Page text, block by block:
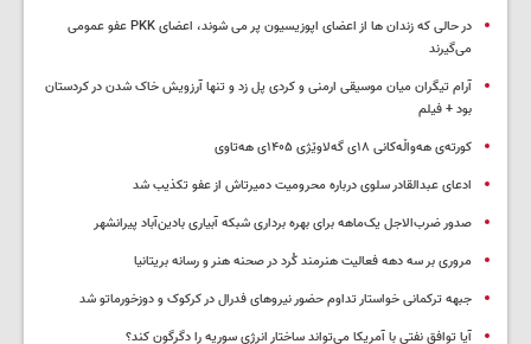
۲ هزار واحد صنفی آماده خروج از شهر سنندج هستند/ مسئولان زمین واگذار کنند
می‌گیرند
آرام تیگران میان موسیقی ارمنی و کردی پل زد و تنها آرزویش خاک شدن در کردستان
بود + فیلم
کورتەی هەواڵەکانی ۱۸ی گەلاوێژی ۱۴۰۵ی هەتاوی
ادعای عبدالقادر سلوی درباره محرومیت دمیرتاش از عفو تکذیب شد
صدور ضرب‌الاجل یک‌ماهه برای بهره برداری شبکه آبیاری بادین‌آباد پیرانشهر
مروری بر سه دهه فعالیت هنرمند کُرد در صحنه هنر و رسانه بریتانیا
جبهه ترکمانی خواستار تداوم حضور نیروهای فدرال در کرکوک و دوزخورماتو شد